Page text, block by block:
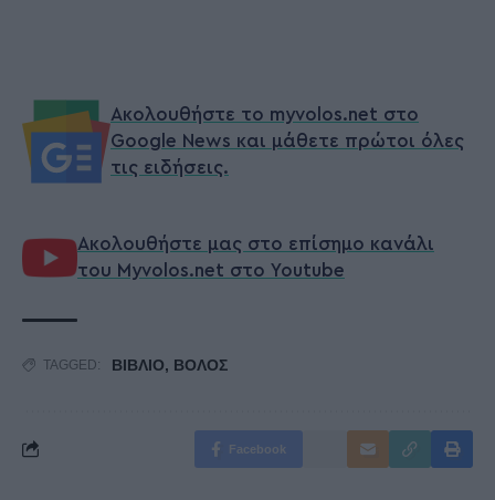
Ακολουθήστε το myvolos.net στο
Google News και μάθετε πρώτοι όλες
τις ειδήσεις.
Ακολουθήστε μας στο επίσημο κανάλι
του Myvolos.net στο Youtube
TAGGED: ΒΙΒΛΙΟ, ΒΟΛΟΣ
Facebook